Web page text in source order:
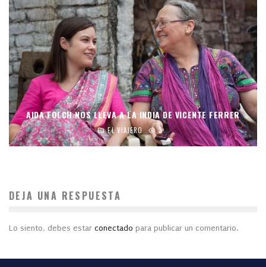
AIDA FOLCH NOS LLEVA A LA INDIA DE VICENTE FERRER
EL VIAJERO 3
DEJA UNA RESPUESTA
Lo siento, debes estar conectado para publicar un comentario.